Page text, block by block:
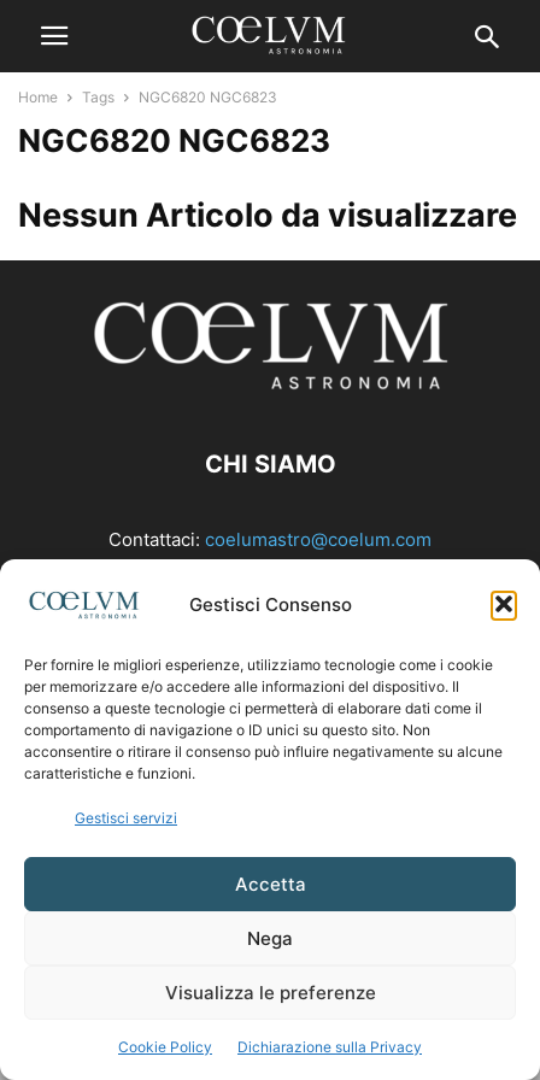
Gestisci Consenso
Per fornire le migliori esperienze, utilizziamo tecnologie come i cookie
per memorizzare e/o accedere alle informazioni del dispositivo. Il
consenso a queste tecnologie ci permetterà di elaborare dati come il
comportamento di navigazione o ID unici su questo sito. Non
acconsentire o ritirare il consenso può influire negativamente su alcune
caratteristiche e funzioni.
Gestisci servizi
Accetta
Nega
Visualizza le preferenze
Cookie Policy Dichiarazione sulla Privacy
Home Tags NGC6820 NGC6823
NGC6820 NGC6823
Nessun Articolo da visualizzare
CHI SIAMO
Contattaci: coelumastro@coelum.com
SEGUICI